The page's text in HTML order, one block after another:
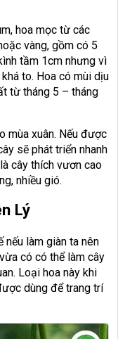
hoa mọc từ các
vàng, gồm có 5
tầm 1cm nhưng vì
to. Hoa có mùi dịu
từ tháng 5 – tháng
mùa xuân. Nếu được
sẽ phát triển nhanh
là cây thích vươn cao
nhiều gió.
Lý
nếu làm giàn ta nên
có có thể làm cây
Loại hoa này khi
dùng để trang trí